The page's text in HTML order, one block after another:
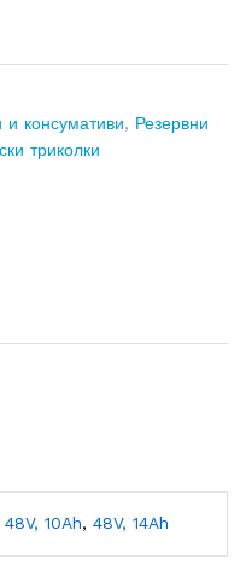
и консумативи, Резервни
триколки
48V, 10Ah, 48V, 14Ah